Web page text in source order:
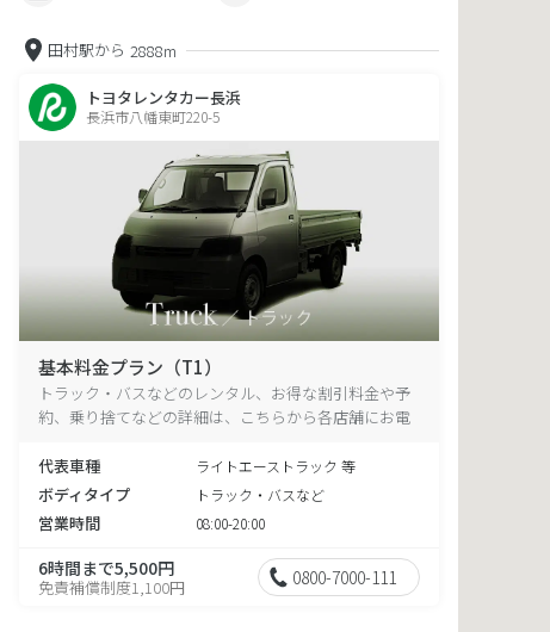
田村駅から 2888m
トヨタレンタカー長浜
長浜市八幡東町220-5
基本料金プラン（T1）
トラック・バスなどのレンタル、お得な割引料金や予
約、乗り捨てなどの詳細は、こちらから各店舗にお電
代表車種
ライトエーストラック 等
ボディタイプ トラック・バスなど
営業時間 08:00-20:00
6時間まで5,500円
免責補償制度1,100円 0800-7000-111